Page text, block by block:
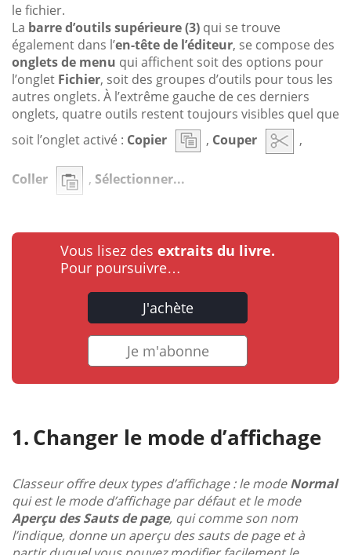
le fichier.
La barre d’outils supérieure (3) qui se trouve
également dans l’en-tête de l’éditeur, se compose des
onglets de menu qui affichent soit des options pour
l’onglet Fichier, soit des groupes d’outils pour tous les
autres onglets. À l’extrême gauche de ces derniers
onglets, quatre outils restent toujours visibles quel que
soit l’onglet activé : Copier , Couper ,
Coller , Sélectionner...
Vous lisez des extraits du livre.
Pour poursuivre…
J'achète
Je m'abonne
Changer le mode d’affichage
Classeur offre deux types d’affichage : le modeNormal
qui est le mode d’affichage par défaut et le mode
Aperçu des Sauts de page, qui comme son nom
l’indique, donne un aperçu des sauts de page et à